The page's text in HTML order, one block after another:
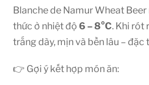
Blanche de Namur Wheat
thức ở nhiệt độ6 – 8°C. Khi rót
trắng dày, mịn và bền lâu – đặc
👉 Gợi ý kết hợp món ăn: